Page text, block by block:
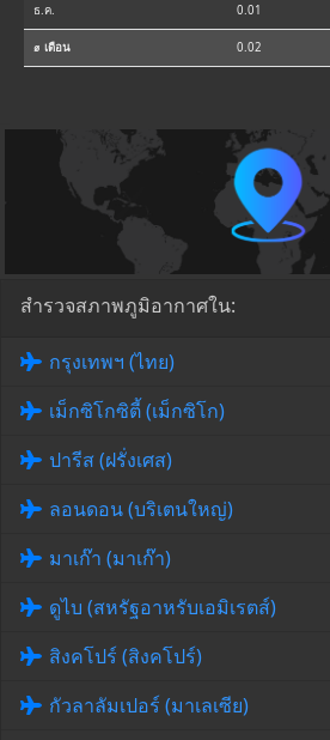
ธ.ค. 0.01
⌀ เดือน 0.02
สำรวจสภาพภูมิอากาศใน:
กรุงเทพฯ (ไทย)
เม็กซิโกซิตี้ (เม็กซิโก)
ปารีส (ฝรั่งเศส)
ลอนดอน (บริเตนใหญ่)
มาเก๊า (มาเก๊า)
ดูไบ (สหรัฐอาหรับเอมิเรตส์)
สิงคโปร์ (สิงคโปร์)
กัวลาลัมเปอร์ (มาเลเซีย)